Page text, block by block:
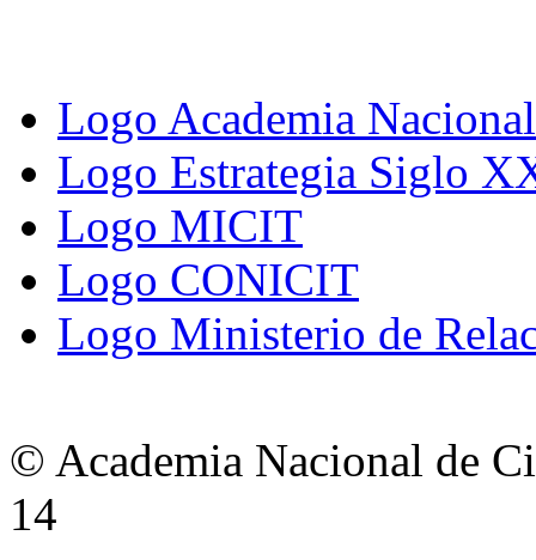
Logo Academia
Logo Estrategia Siglo
Logo MICIT
Logo CONICIT
Logo Ministerio de
© Academia Nacional de
14